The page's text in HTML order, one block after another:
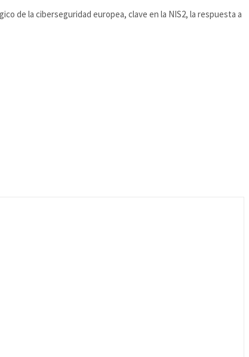
de la ciberseguridad europea, clave en la NIS2, la respuesta a